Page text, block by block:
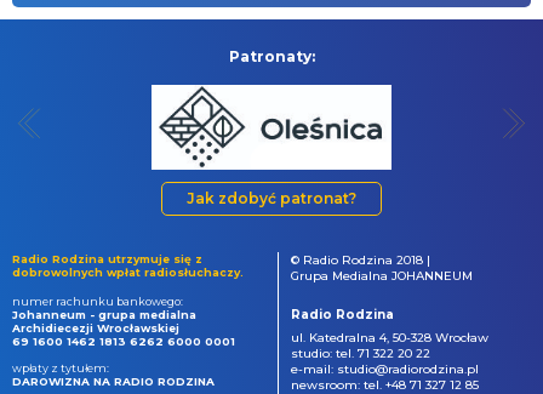
Patronaty:
Jak zdobyć patronat?
Radio Rodzina utrzymuje się z
dobrowolnych wpłat radiosłuchaczy.
numer rachunku bankowego:
Johanneum - grupa medialna
Archidiecezji Wrocławskiej
69 1600 1462 1813 6262 6000 0001
wpłaty z tytułem:
DAROWIZNA NA RADIO RODZINA
© Radio Rodzina 2018 |
Grupa Medialna JOHANNEUM
Radio Rodzina
ul. Katedralna 4, 50-328 Wrocław
studio: tel. 71 322 20 22
e-mail: studio@radiorodzina.pl
newsroom: tel. +48 71 327 12 85